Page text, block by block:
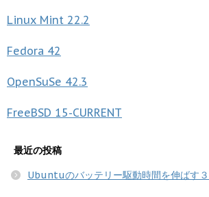
Linux Mint 22.2
Fedora 42
OpenSuSe 42.3
FreeBSD 15-CURRENT
最近の投稿
Ubuntuのバッテリー駆動時間を伸ばす